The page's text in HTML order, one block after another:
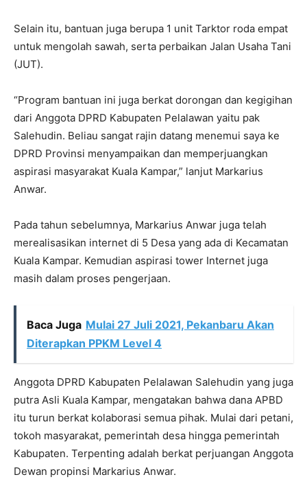
Selain itu, bantuan juga berupa 1 unit Tarktor roda empat
untuk mengolah sawah, serta perbaikan Jalan Usaha Tani
(JUT).
“Program bantuan ini juga berkat dorongan dan kegigihan
dari Anggota DPRD Kabupaten Pelalawan yaitu pak
Salehudin. Beliau sangat rajin datang menemui saya ke
DPRD Provinsi menyampaikan dan memperjuangkan
aspirasi masyarakat Kuala Kampar,” lanjut Markarius
Anwar.
Pada tahun sebelumnya, Markarius Anwar juga telah
merealisasikan internet di 5 Desa yang ada di Kecamatan
Kuala Kampar. Kemudian aspirasi tower Internet juga
masih dalam proses pengerjaan.
Baca Juga Mulai 27 Juli 2021, Pekanbaru Akan
Diterapkan PPKM Level 4
Anggota DPRD Kabupaten Pelalawan Salehudin yang juga
putra Asli Kuala Kampar, mengatakan bahwa dana APBD
itu turun berkat kolaborasi semua pihak. Mulai dari petani,
tokoh masyarakat, pemerintah desa hingga pemerintah
Kabupaten. Terpenting adalah berkat perjuangan Anggota
Dewan propinsi Markarius Anwar.